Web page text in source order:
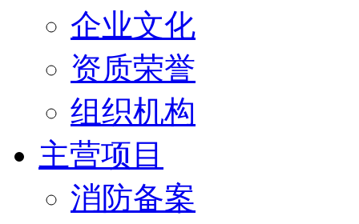
企业文化
资质荣誉
组织机构
主营项目
消防备案